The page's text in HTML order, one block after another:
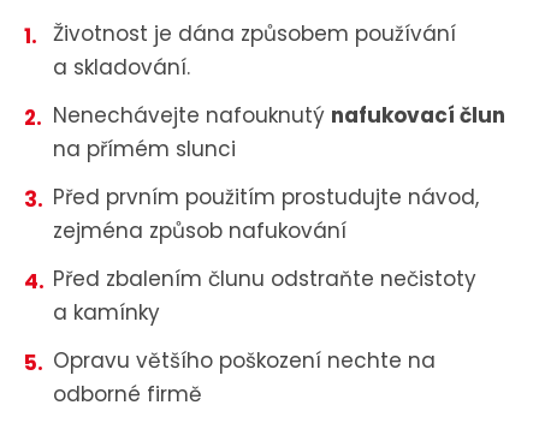
Životnost je dána způsobem používání
a skladování.
Nenechávejte nafouknutý nafukovací člun
na přímém slunci
Před prvním použitím prostudujte návod,
zejména způsob nafukování
Před zbalením člunu odstraňte nečistoty
a kamínky
Opravu většího poškození nechte na
odborné firmě